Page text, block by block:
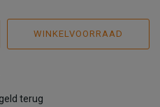
WINKELVOORRAAD
terug